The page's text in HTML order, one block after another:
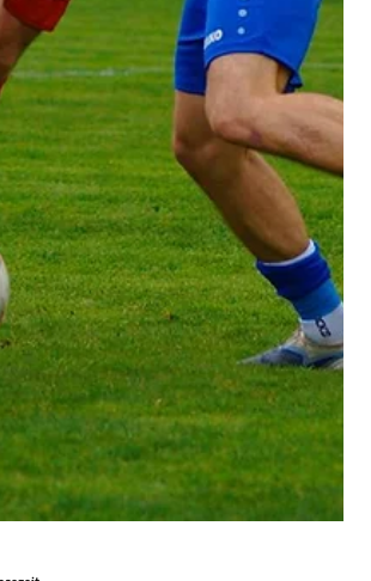
Abschiede trotz
VfB Empor Glauchau - SG Union
Tore: 0:1 Wonneberger, 0:2 Sauer, 1:2
Glauchau musste sich am letzten
Oberliga Süd der SG Union Sandersdorf
geben. Doch das Ergebnis rückte an
Nachmittag fast schon in den
standen zwei Spieler im Mittelpunkt,
Jahre geprägt haben und nun ihre
den Nagel hängen: Marian Albustin